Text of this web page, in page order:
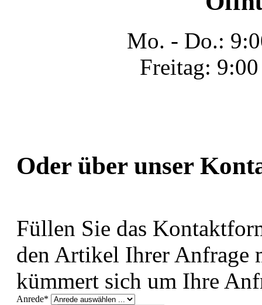
Mo. - Do.:
Freitag:
Oder über unser
Füllen Sie das
den Artikel Ihrer Anfrage
kümmert sich um Ihre
Anrede*